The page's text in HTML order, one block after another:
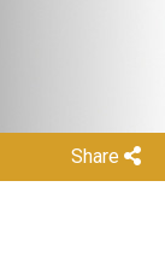
Share